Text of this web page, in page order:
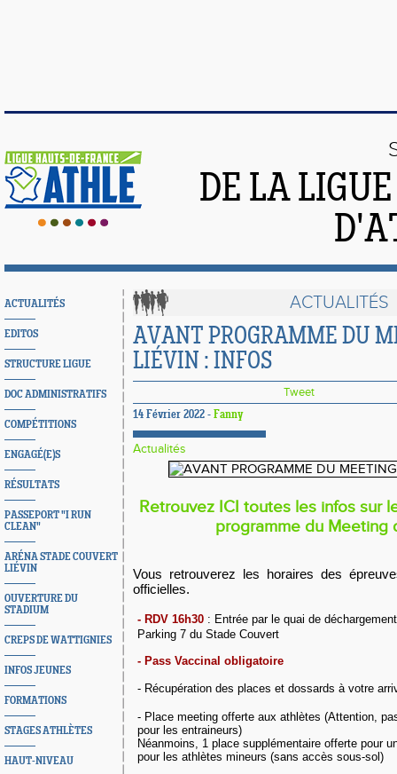
DE LA
ACTUALITÉS
EDITOS
STRUCTURE LIGUE
DOC ADMINISTRATIFS
COMPÉTITIONS
ENGAGÉ(E)S
RÉSULTATS
PASSEPORT "I RUN
CLEAN"
ARÉNA STADE COUVERT
LIÉVIN
OUVERTURE DU
STADIUM
CREPS DE WATTIGNIES
INFOS JEUNES
FORMATIONS
STAGES ATHLÈTES
HAUT-NIVEAU
ACTUALITÉS
AVANT PROGRAMME DU
LIÉVIN : INFOS
Tweet
14 Février 2022 - Fanny
Actualités
Retrouvez ICI toutes les infos sur
programme du Meeting
Vous retrouverez les horaires des
officielles.
- RDV 16h30: Entrée par le quai de
Parking 7 du Stade Couvert
- Pass Vaccinal obligatoire
- Récupération des places et dossards à votre
- Place meeting offerte aux athlètes (Attention,
pour les entraineurs)
Néanmoins, 1 place supplémentaire offerte pour
pour les athlètes mineurs (sans accès sous-sol)